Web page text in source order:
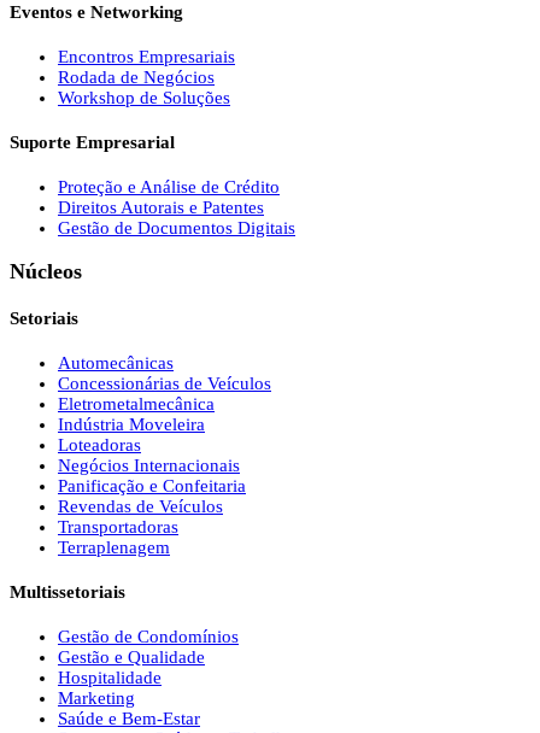
Eventos e Networking
Encontros Empresariais
Rodada de Negócios
Workshop de Soluções
Suporte Empresarial
Proteção e Análise de Crédito
Direitos Autorais e Patentes
Gestão de Documentos Digitais
Núcleos
Setoriais
Automecânicas
Concessionárias de Veículos
Eletrometalmecânica
Indústria Moveleira
Loteadoras
Negócios Internacionais
Panificação e Confeitaria
Revendas de Veículos
Transportadoras
Terraplenagem
Multissetoriais
Gestão de Condomínios
Gestão e Qualidade
Hospitalidade
Marketing
Saúde e Bem-Estar